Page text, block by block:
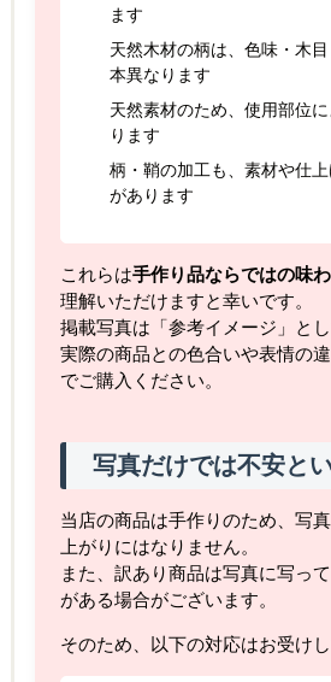
ます
天然木材の柄は、色味・木
本異なります
天然素材のため、使用部位
ります
柄・鞘の加工も、素材や仕
があります
これらは手作り品ならではの味
理解いただけますと幸いです。
掲載写真は「参考イメージ」とし
実際の商品との色合いや表情の
でご購入ください。
写真だけでは不安と
当店の商品は手作りのため、写
上がりにはなりません。
また、訳あり商品は写真に写っ
がある場合がございます。
そのため、以下の対応はお受けし